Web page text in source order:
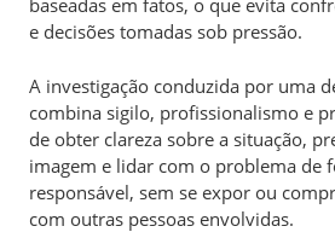
baseadas em fatos, o que evita
e decisões tomadas sob pressão.
A investigação conduzida por uma
combina sigilo, profissionalismo e
de obter clareza sobre a situação,
imagem e lidar com o problema de
responsável, sem se expor ou
com outras pessoas envolvidas.